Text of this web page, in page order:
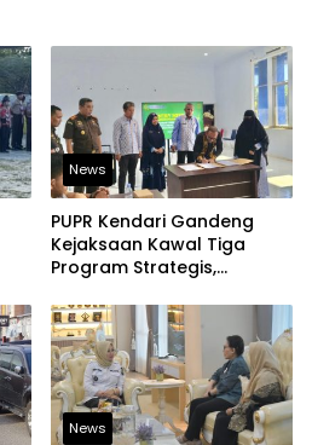
News
PUPR Kendari Gandeng
Kejaksaan Kawal Tiga
Program Strategis,
Bangun Infrastruktur
Berintegritas
News